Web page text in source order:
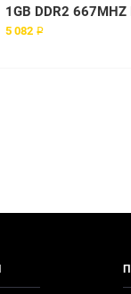
1GB DDR2 667MHZ
5 082 ₽